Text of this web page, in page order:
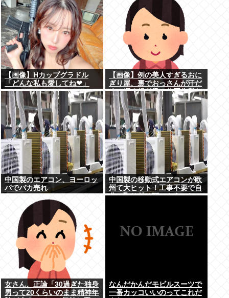
【画像】Hカップグラドル
「どんな私も愛してね❤」
【画像】例の美人すぎるおに
ぎり屋、裏でおっさんが汗だ
くで握る超ド級の共同作業だ
ったwww
中国製のエアコン、ヨーロッ
パでバカ売れ
中国製の移動式エアコンが欧
州て大ヒット！工事不要で自
分で取り付け可、もうこれで
女さん、正論「30過ぎた独身
男って20くらいのまま精神年
なんだかんだモビルスーツで
一番カッコいいのってこれだ